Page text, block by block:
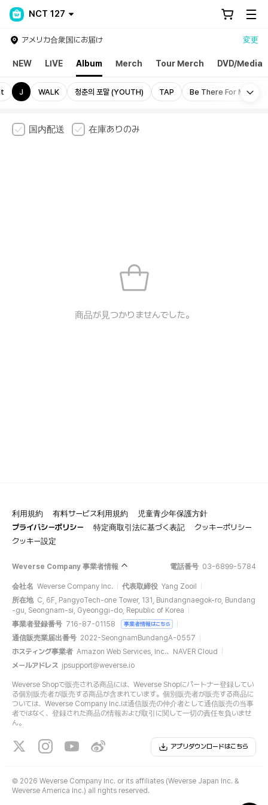
NCT 127
アメリカ合衆国にお届け 変更
NEW LIVE Album Merch Tour Merch DVD/Media
J WALK 청춘의 포말 (YOUTH) TAP Be There For Me
国内配送 在庫ありのみ
商品が見つかりませんでした。
利用規約 有料サービス利用規約
児童青少年保護方針
プライバシーポリシー
特定商取引法に基づく表記
クッキーポリシー
クッキー設定
Weverse Company 事業者情報 電話番号 03-6899-5784
会社名 Weverse Company Inc. 代表取締役 Yang Zooil
所在地 C, 6F, PangyoTech-one Tower, 131, Bundangnaegok-ro, Bundang
-gu, Seongnam-si, Gyeonggi-do, Republic of Korea
事業者登録番号 716-87-01158 事業者情報はこちら
通信販売業届出番号 2022-SeongnamBundangA-0557
ホスティング事業者 Amazon Web Services, Inc.、NAVER Cloud
メールアドレス jpsupport@weverse.io
Weverse Shopで販売される商品には、Weverse Shopにパートナー登録してい
る個別販売者が販売する商品が含まれています。個別販売者が販売する商品に
ついては、Weverse Company Inc.は通信販売の仲介者として通信販売の当事
者ではなく、登録された商品の情報および取引に関して一切の責任を負いませ
ん。
アプリダウンロードはこちら
© 2026 Weverse Company Inc. or its affiliates (Weverse Japan Inc. &
Weverse America Inc.) all rights reserved.